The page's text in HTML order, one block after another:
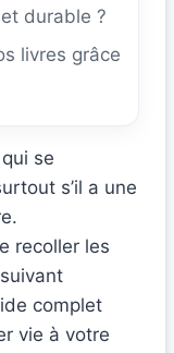
durable ?
livres grâce
se
s’il a une
recoller les
complet
vie à votre